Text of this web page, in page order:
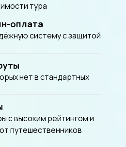
тура
оплата
систему с защитой
нет в стандартных
с высоким рейтингом и
путешественников